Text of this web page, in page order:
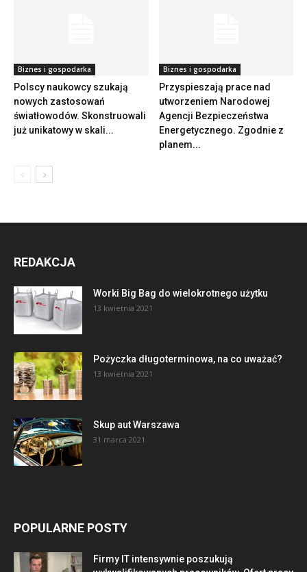
Biznes i gospodarka
Polscy naukowcy szukają
nowych zastosowań
światłowodów. Skonstruowali
już unikatowy w skali...
Biznes i gospodarka
Przyspieszają prace nad
utworzeniem Narodowej
Agencji Bezpieczeństwa
Energetycznego. Zgodnie z
planem...
REDAKCJA
Worki Big Bag do wielokrotnego użytku
13 kwietnia 2021
Pożyczka długoterminowa, na co uważać?
13 kwietnia 2021
Skup aut Warszawa
31 marca 2021
POPULARNE POSTY
Firmy IT intensywnie poszukują